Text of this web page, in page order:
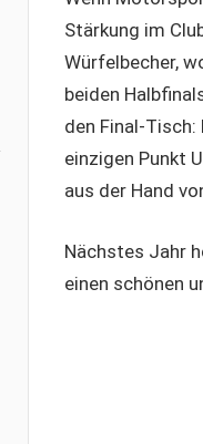
Stärkung im
Würfelbecher,
beiden
den Final-
einzigen Punkt
aus der Hand
Nächstes Jahr
einen schönen